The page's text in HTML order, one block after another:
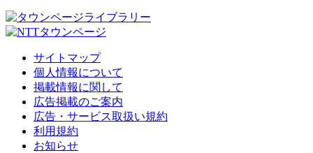
サイトマップ
個人情報について
掲載情報に関して
広告掲載のご案内
広告・サービス取扱い規約
利用規約
お知らせ